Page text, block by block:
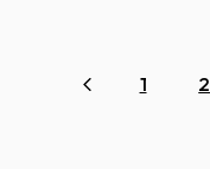
Précédent
1 2